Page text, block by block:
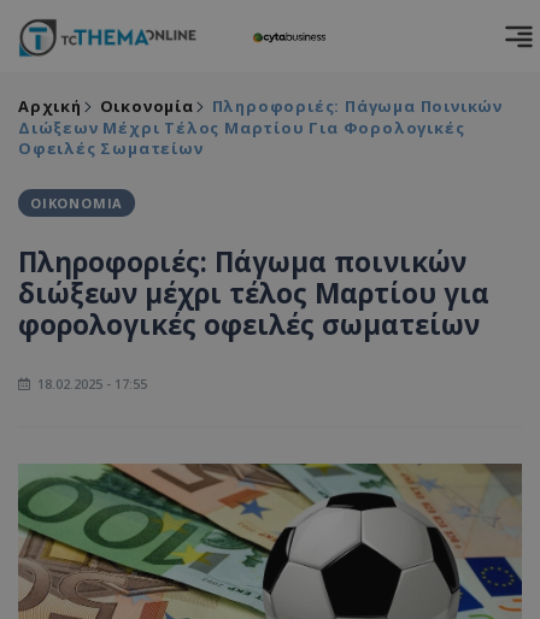
Αρχική Οικονομία
Πληροφοριές: Πάγωμα Ποινικών
Διώξεων Μέχρι Τέλος Μαρτίου Για Φορολογικές
Οφειλές Σωματείων
ΟΙΚΟΝΟΜΙΑ
Πληροφοριές: Πάγωμα ποινικών
διώξεων μέχρι τέλος Μαρτίου για
φορολογικές οφειλές σωματείων
18.02.2025 - 17:55